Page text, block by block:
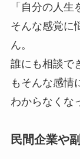
「自分の人生
そんな感覚に
ん。
誰にも相談で
もそんな感情
わからなくな
民間企業や